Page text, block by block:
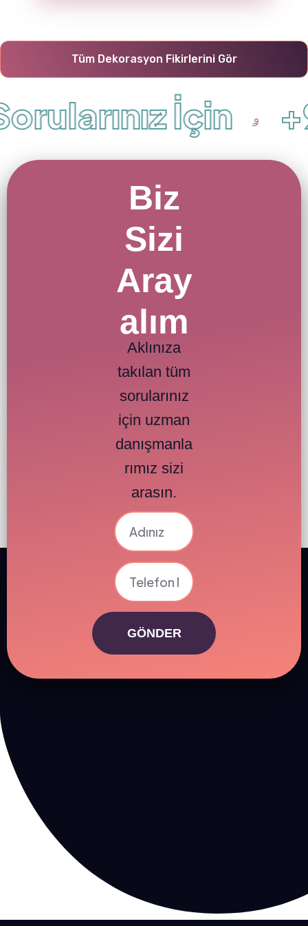
erin
gücü
nü...
Tüm Dekorasyon Fikirlerini Gör
İçin
Biz
Sizi
Aray
alım
Aklınıza
takılan tüm
sorularınız
için uzman
danışmanla
rımız sizi
arasın.
GÖNDER